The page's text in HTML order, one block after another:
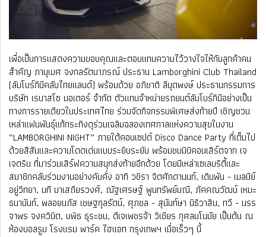
เพื่อเป็นการแสดงความขอบคุณและตอบแทนความไว้วางใจให้กับลูกค้าคน
สำคัญ ภานุเมศ จงกลรัตนาภรณ์ ประธาน Lamborghini Club Thailand
(ลัมโบร์กินีคลับไทยแลนด์) พร้อมด้วย อภิชาติ ลีนุตพงษ์ ประธานกรรมการ
บริษัท เรนาสโซ มอเตอร์ จำกัด ตัวแทนจำหน่ายรถยนต์ลัมโบร์กินีอย่างเป็น
ทางการรายเดียวในประเทศไทย ร่วมจัดกิจกรรมพิเศษส่งท้ายปี เชิญชวน
เหล่าแฟนพันธุ์แท้กระทิงดุร่วมเฉลิมฉลองเทศกาลแห่งความสุขในงาน
“LAMBORGHINI NIGHT” ภายใต้คอนเซปต์ Disco Dance Party ที่เต็มไป
ด้วยสีสันและความโดดเด่นแบบระยิบระยับ พร้อมชมมินิคอนเสิร์ตจาก เจ
เจตริน ที่มาร่วมเสิร์ฟความสนุกส่งท้ายอีกด้วย โดยมีเหล่าเซเลบริตี้และ
สมาชิกคลับร่วมงานอย่างคับคั่ง อาทิ วชิรา จิตศักดานนท์, เดิมพัน - เมลนีย์
อยู่วิทยา, นที มาเสถียรวงศ์, ณัฐเศรษฐ์ พูนทรัพย์มณี, ภัคคณวัฒน์ เหมะ
ธนานันท์, พลอยนภัส เชษฐกุลรัตน์, ศุภชล - สุนันท์ษา นิธิวาสิน, ทวี - นรร
จาพร จงควินิต, บพิธ ธุระชน, ดีเจเพชรจ้า วิเชียร กุศลมโนมัย เป็นต้น ณ
ห้องบอลรูม โรงแรม พาร์ค ไฮแอท กรุงเทพฯ เมื่อเร็วๆ นี้